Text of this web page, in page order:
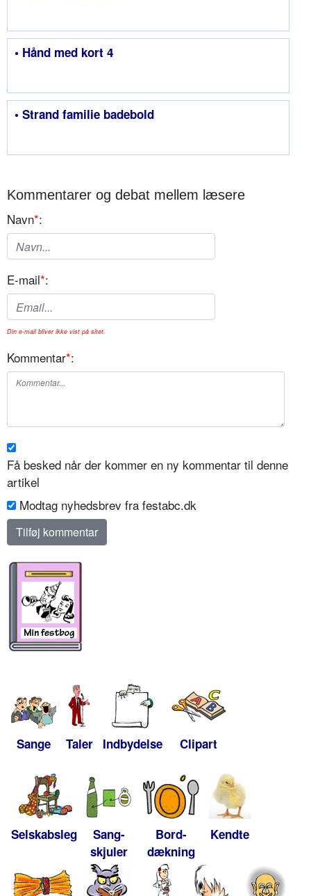
• Hånd med kort 4
• Strand familie badebold
Kommentarer og debat mellem læsere
Navn*:
E-mail*:
Din e-mail bliver ikke vist på sitet.
Kommentar*:
Få besked når der kommer en ny kommentar til denne
artikel
Modtag nyhedsbrev fra festabc.dk
Sange Taler Indbydelse Clipart
Selskabsleg
Sang-
skjuler
Bord-
dækning
Kendte